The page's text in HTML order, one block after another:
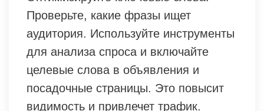
Проверьте, какие фразы ищет
аудитория. Используйте инструменты
для анализа спроса и включайте
целевые слова в объявления и
посадочные страницы. Это повысит
видимость и привлечет трафик.